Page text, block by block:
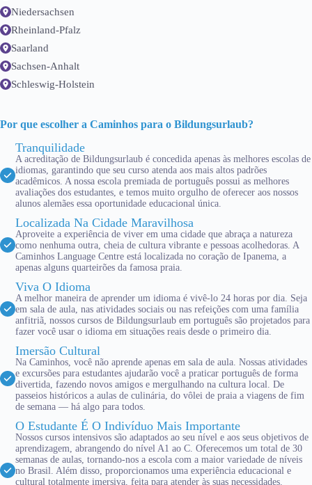
Niedersachsen
Rheinland-Pfalz
Saarland
Sachsen-Anhalt
Schleswig-Holstein
Por que escolher a Caminhos para o Bildungsurlaub?
Tranquilidade
A acreditação de Bildungsurlaub é concedida apenas às melhores escolas de
idiomas, garantindo que seu curso atenda aos mais altos padrões
acadêmicos. A nossa escola premiada de português possui as melhores
avaliações dos estudantes, e temos muito orgulho de oferecer aos nossos
alunos alemães essa oportunidade educacional única.
Localizada Na Cidade Maravilhosa
Aproveite a experiência de viver em uma cidade que abraça a natureza
como nenhuma outra, cheia de cultura vibrante e pessoas acolhedoras. A
Caminhos Language Centre está localizada no coração de Ipanema, a
apenas alguns quarteirões da famosa praia.
Viva O Idioma
A melhor maneira de aprender um idioma é vivê-lo 24 horas por dia. Seja
em sala de aula, nas atividades sociais ou nas refeições com uma família
anfitriã, nossos cursos de Bildungsurlaub em português são projetados para
fazer você usar o idioma em situações reais desde o primeiro dia.
Imersão Cultural
Na Caminhos, você não aprende apenas em sala de aula. Nossas atividades
e excursões para estudantes ajudarão você a praticar português de forma
divertida, fazendo novos amigos e mergulhando na cultura local. De
passeios históricos a aulas de culinária, do vôlei de praia a viagens de fim
de semana — há algo para todos.
O Estudante É O Indivíduo Mais Importante
Nossos cursos intensivos são adaptados ao seu nível e aos seus objetivos de
aprendizagem, abrangendo do nível A1 ao C. Oferecemos um total de 30
semanas de aulas, tornando-nos a escola com a maior variedade de níveis
no Brasil. Além disso, proporcionamos uma experiência educacional e
cultural totalmente imersiva, feita para atender às suas necessidades.